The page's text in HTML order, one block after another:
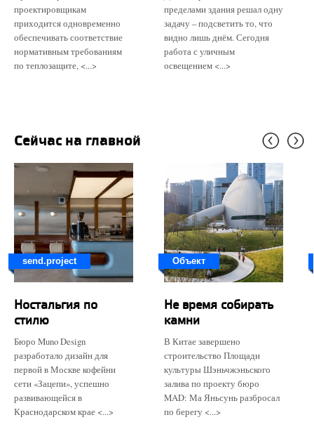
проектировщикам
приходится одновременно
обеспечивать соответствие
нормативным требованиям
по теплозащите, <...>
пределами здания решал одну
задачу – подсветить то, что
видно лишь днём. Сегодня
работа с уличным
освещением <...>
Сейчас на главной
send.project
Ностальгия по
стилю
Бюро Muno Design
разработало дизайн для
первой в Москве кофейни
сети «Зацепи», успешно
развивающейся в
Краснодарском крае <...>
Объект
Не время собирать
камни
В Китае завершено
строительство Площади
культуры Шэньчжэньского
залива по проекту бюро
MAD: Ма Яньсунь разбросал
по берегу <...>